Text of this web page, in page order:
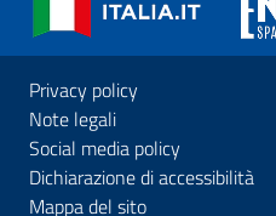
Privacy policy
Note legali
Social media policy
Dichiarazione di accessibilità
Mappa del sito